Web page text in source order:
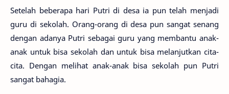
Setelah beberapa hari Putri di desa ia pun telah menjadi
guru di sekolah. Orang-orang di desa pun sangat senang
dengan adanya Putri sebagai guru yang membantu anak-
anak untuk bisa sekolah dan untuk bisa melanjutkan cita-
cita. Dengan melihat anak-anak bisa sekolah pun Putri
sangat bahagia.